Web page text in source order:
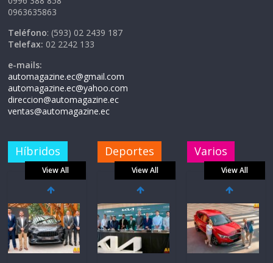
0963635863
Teléfono: (593) 02 2439 187
Telefax: 02 2242 133
e-mails:
automagazine.ec@gmail.com
automagazine.ec@yahoo.com
direccion@automagazine.ec
ventas@automagazine.ec
Híbridos
View All
Deportes
View All
Varios
View All